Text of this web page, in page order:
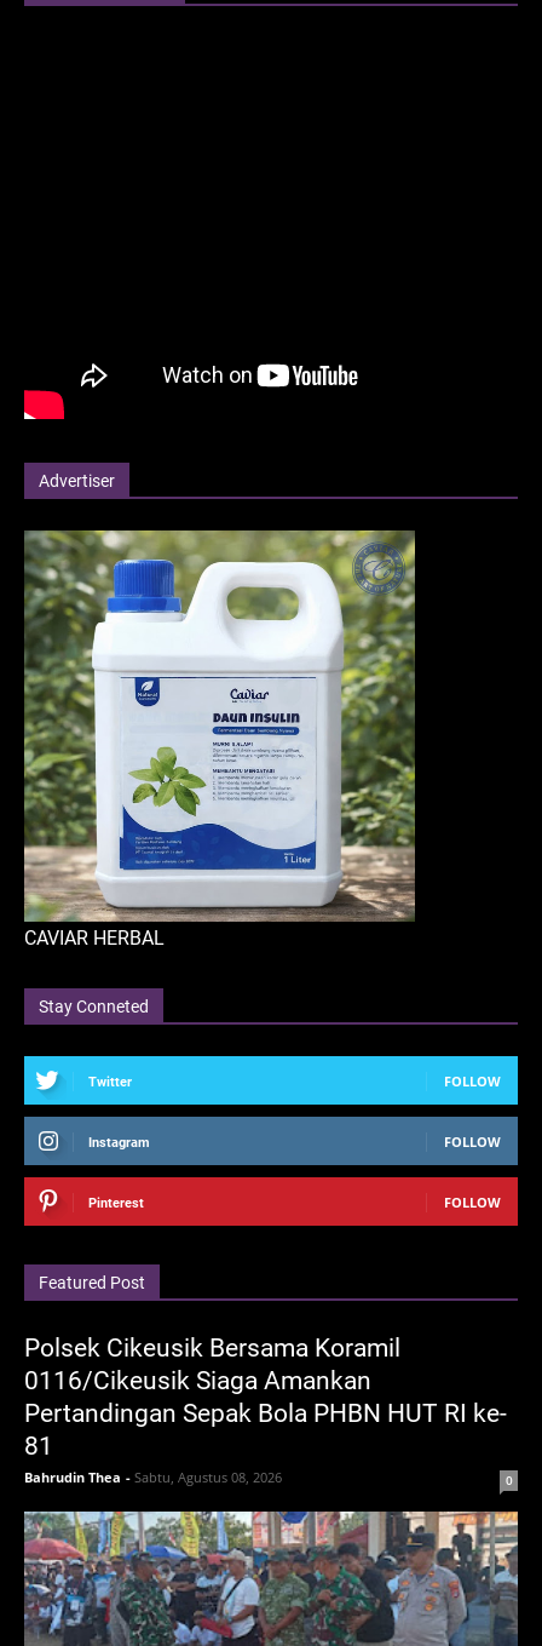
Advertiser
CAVIAR HERBAL
Stay Conneted
Twitter FOLLOW
Instagram FOLLOW
Pinterest FOLLOW
Featured Post
Polsek Cikeusik Bersama Koramil
0116/Cikeusik Siaga Amankan
Pertandingan Sepak Bola PHBN HUT RI ke-
81
Bahrudin Thea - Sabtu, Agustus 08, 2026 0